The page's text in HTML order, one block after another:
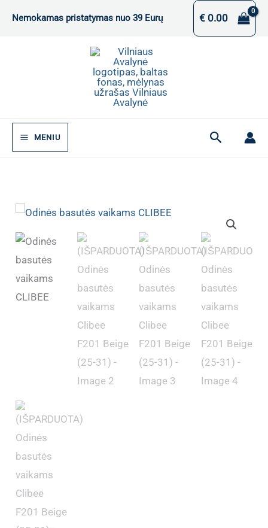
Nemokamas pristatymas nuo 39 Eurų €0.00
MENIU Paieška